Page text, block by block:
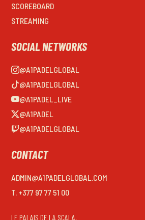
SCOREBOARD
STREAMING
SOCIAL NETWORKS
@A1PADELGLOBAL
@A1PADELGLOBAL
@A1PADEL_LIVE
@A1PADEL
@A1PADELGLOBAL
CONTACT
ADMIN@A1PADELGLOBAL.COM
T. +377 97 77 51 00
LE PALAIS DE LA SCALA,